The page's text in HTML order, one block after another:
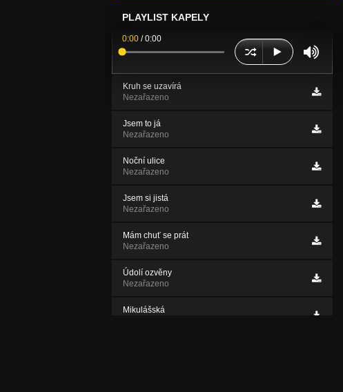
PLAYLIST KAPELY
0:00 /0:00
Kruh se uzavírá
Nezařazeno
Jsem to já
Nezařazeno
Noční ulice
Nezařazeno
Jsem si jistá
Nezařazeno
Mám chuť se prát
Nezařazeno
Údolí ozvěny
Nezařazeno
Mikulášská